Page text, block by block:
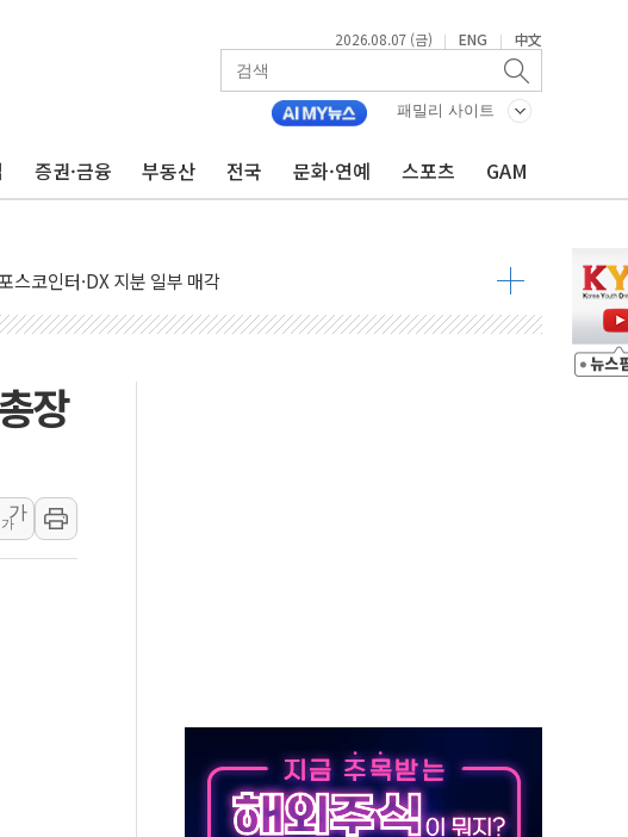
2026.08.07 (금) | ENG | 中文
패밀리 사이트
증권·금융 부동산 전국 문화·연예 스포츠 GAM
염…동물들도 특별식으로 여름나기 [뉴스핌 줌인]
스코인터·DX 지분 일부 매각
생 총기 난사...최소 7명 사망
안돼"...李 부동산 세제안에 與 내부서 '총선·대선 직격탄' 우려
구 프리미엄 아울렛' 건립 '본궤도'
인에게 흉기 휘두른 30대 세입자…경찰, 현행범 체포
이익 30억원
거래 재개…"재무구조 개편"
업 중 온열질환 보장…폭염기 신속 보상 강화
출 120억원
솜과 美 암 진단 분야 독점 라이선스 계약"
료제 'VRN11' 캐나다 IND 신청
군 3군단과 군 장병 금융교육·전역 지원 협약
K-맞춤건강보험' 6개월 배타적사용권 획득
주' 무더기 상폐 위기…관리종목 우려 지정예고 총 63개
장
가
가